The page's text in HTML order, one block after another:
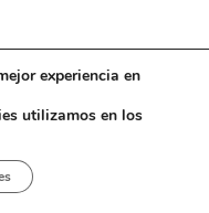
experiencia en
utilizamos en los